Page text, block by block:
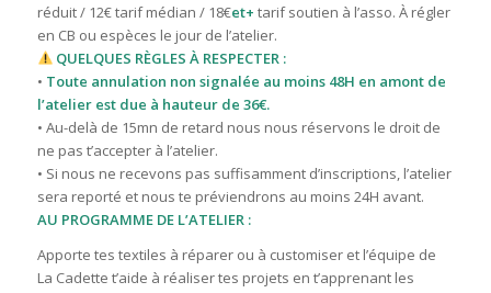
réduit / 12€ tarif médian / 18€et+ tarifsoutien à l’asso. À régler
en CB ou espèces le jour de l’atelier.
QUELQUES RÈGLES À RESPECTER :
• Toute annulation non signalée au moins 48H en amont de
l’atelier est due à hauteur de 36€.
• Au-delà de 15mn de retard nous nous réservons le droit de
ne pas t’accepter à l’atelier.
• Si nous ne recevons pas suffisamment d’inscriptions, l’atelier
sera reporté et nous te préviendrons au moins 24H avant.
AU PROGRAMME DE L’ATELIER :
Apporte tes textiles à réparer ou à customiser et l’équipe de
La Cadette t’aide à réaliser tes projets en t’apprenant les